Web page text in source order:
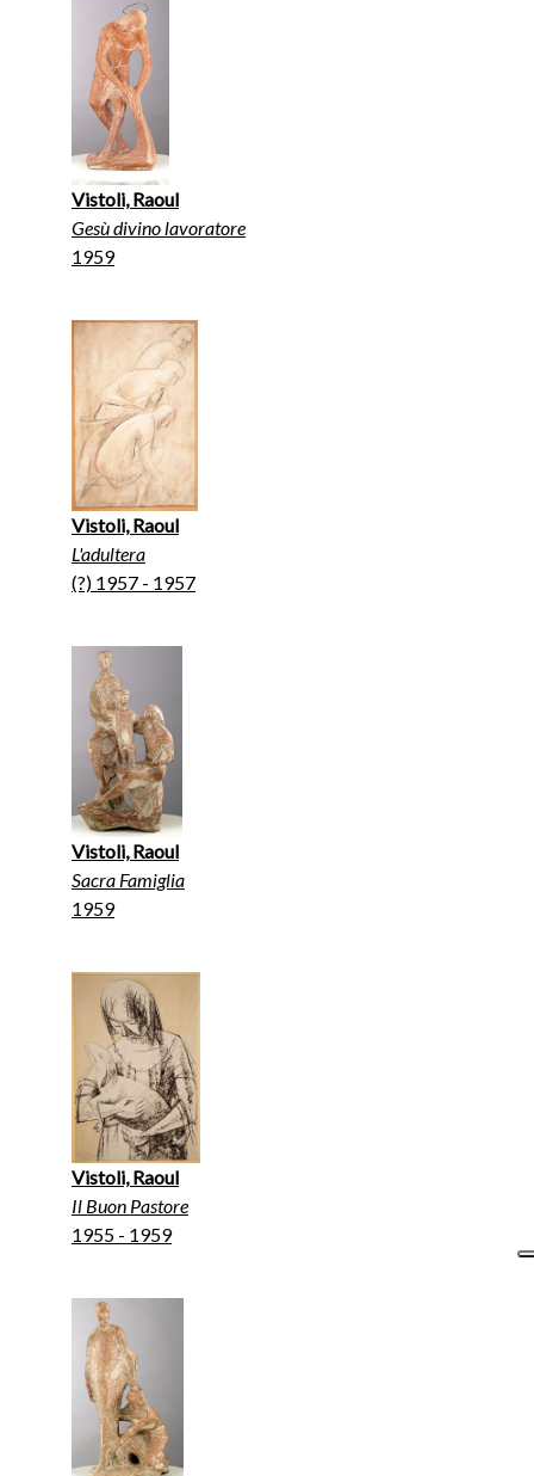
Vistoli, Raoul
Gesù divino lavoratore
1959
Vistoli, Raoul
L'adultera
(?) 1957 - 1957
Vistoli, Raoul
Sacra Famiglia
1959
Vistoli, Raoul
Il Buon Pastore
1955 - 1959